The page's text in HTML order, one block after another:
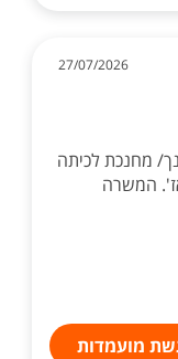
27/07/2026
מחנכת לכיתה
המשרה
מועמדות